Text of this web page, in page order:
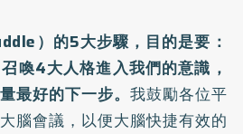
）的5大步驟，目的是要：
喚4大人格進入我們的意識，
最好的下一步。 我鼓勵各位平
腦會議，以便大腦快捷有效的